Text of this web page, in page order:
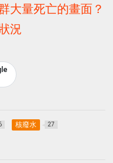
大量死亡的畫面？
況
核廢水 27